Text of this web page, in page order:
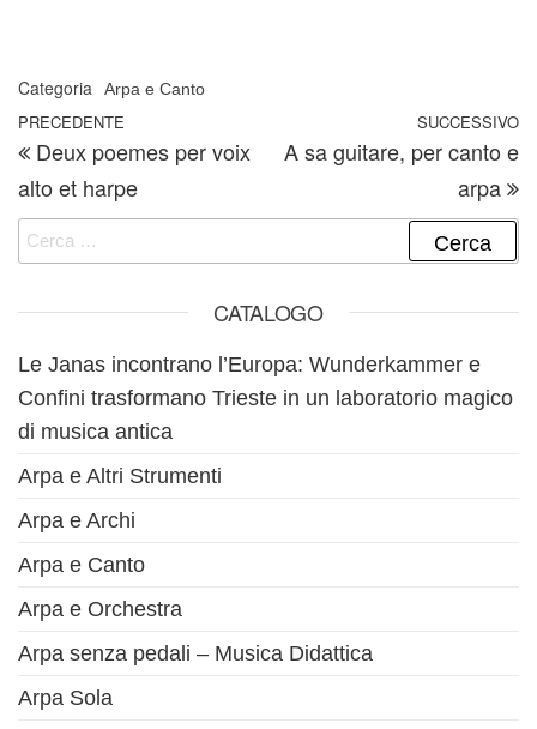
Categoria Arpa e Canto
Navigazione articoli
Articolo precedente
PRECEDENTE
Deux poemes per voix
alto et harpe
SUCCESSIVO
A sa guitare, per canto e
arpa
Ricerca per:
CATALOGO
Le Janas incontrano l’Europa: Wunderkammer e
Confini trasformano Trieste in un laboratorio magico
di musica antica
Arpa e Altri Strumenti
Arpa e Archi
Arpa e Canto
Arpa e Orchestra
Arpa senza pedali – Musica Didattica
Arpa Sola